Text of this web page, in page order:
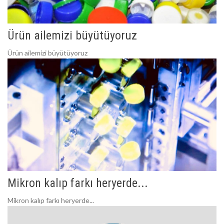
Ürün ailemizi büyütüyoruz
Ürün ailemizi büyütüyoruz
Mikron kalıp farkı heryerde...
Mikron kalıp farkı heryerde...